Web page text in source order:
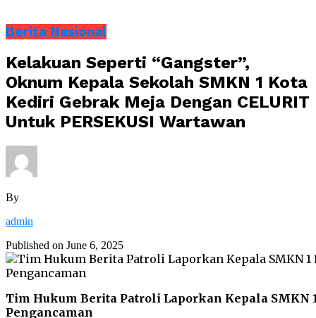
Berita Nasional
Kelakuan Seperti “Gangster”,
Oknum Kepala Sekolah SMKN 1 Kota
Kediri Gebrak Meja Dengan CELURIT
Untuk PERSEKUSI Wartawan
By
admin
Published on June 6, 2025
Tim Hukum Berita Patroli Laporkan Kepala SMKN
Pengancaman